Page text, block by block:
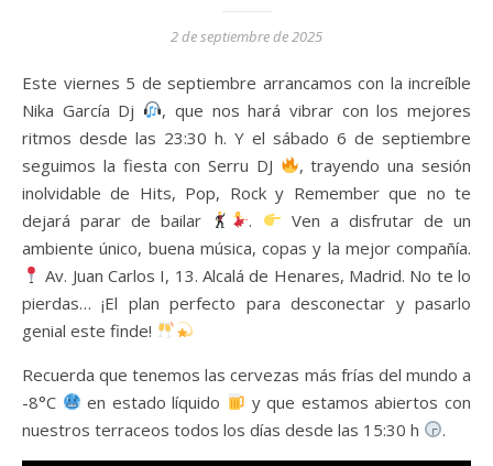
2 de septiembre de 2025
Este viernes 5 de septiembre arrancamos con la increíble
Nika García Dj
, que nos hará vibrar con los mejores
ritmos desde las 23:30 h. Y el sábado 6 de septiembre
seguimos la fiesta con Serru DJ
, trayendo una sesión
inolvidable de Hits, Pop, Rock y Remember que no te
dejará parar de bailar
.
Ven a disfrutar de un
ambiente único, buena música, copas y la mejor compañía.
Av. Juan Carlos I, 13. Alcalá de Henares, Madrid. No te lo
pierdas… ¡El plan perfecto para desconectar y pasarlo
genial este finde!
Recuerda que tenemos las cervezas más frías del mundo a
-8°C
en estado líquido
y que estamos abiertos con
nuestros terraceos todos los días desde las 15:30 h
.